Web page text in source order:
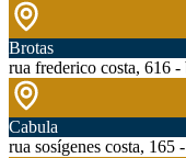
Brotas
rua frederico costa, 616
Cabula
rua sosígenes costa, 165